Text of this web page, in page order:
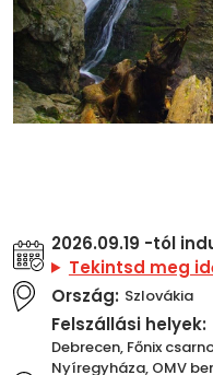
2026.09.19 -tól
Tekintsd meg
Ország: Szlovákia
Felszállási helyek:
Debrecen, Főnix
Nyíregyháza, OMV